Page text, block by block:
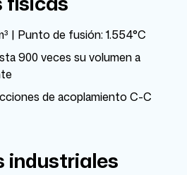
| Punto de fusión: 1.554°C
900 veces su volumen a
de acoplamiento C-C
industriales